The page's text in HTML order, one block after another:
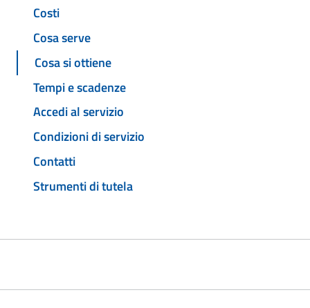
Costi
Cosa serve
Cosa si ottiene
Tempi e scadenze
Accedi al servizio
Condizioni di servizio
Contatti
Strumenti di tutela